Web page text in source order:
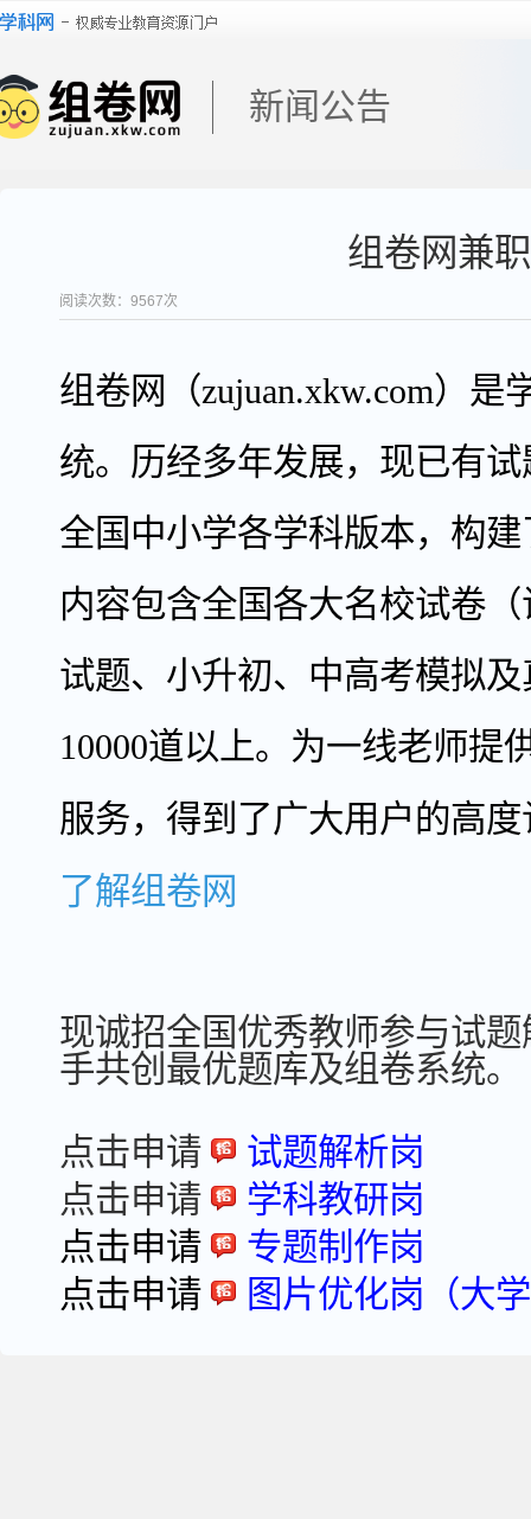
新闻公告
组卷网兼
阅读次数： 9567次
组卷网（zujuan.xkw.com）
统。历经多年发展，现已有
全国中小学各学科版本， 构
内容包含全国各大名校试卷
试题、小升初、中高考模拟
10000道以上。 为一线老师提
服务，得到了广大用户的高
了解组卷网
现诚招全国优秀教师参与试
手共创最优题库及组卷系统。
点击申请
试题解析岗
点击申请
学科教研岗
点击申请
专题制作岗
点击申请
图片优化岗（大